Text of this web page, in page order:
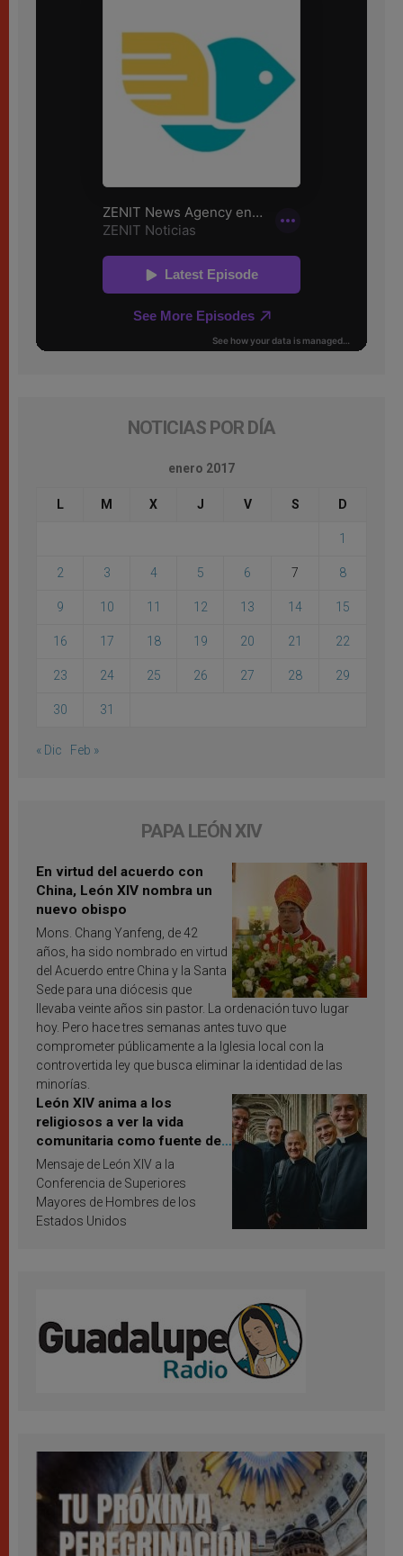
NOTICIAS POR DÍA
enero 2017
L M X J V S D
1
2 3 4 5 6 7 8
9 10 11 12 13 14 15
16 17 18 19 20 21 22
23 24 25 26 27 28 29
30 31
« Dic Feb »
PAPA LEÓN XIV
En virtud del acuerdo con
China, León XIV nombra un
nuevo obispo
Mons. Chang Yanfeng, de 42
años, ha sido nombrado en virtud
del Acuerdo entre China y la Santa
Sede para una diócesis que
llevaba veinte años sin pastor. La ordenación tuvo lugar
hoy. Pero hace tres semanas antes tuvo que
comprometer públicamente a la Iglesia local con la
controvertida ley que busca eliminar la identidad de las
minorías.
León XIV anima a los
religiosos a ver la vida
comunitaria como fuente de
inspiración y santificación
Mensaje de León XIV a la
Conferencia de Superiores
Mayores de Hombres de los
Estados Unidos